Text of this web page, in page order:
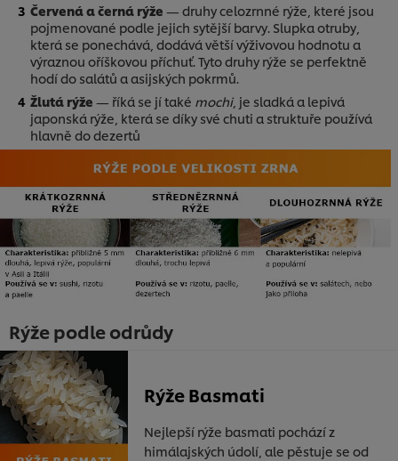
Červená a černá rýže — druhy celozrnné rýže, které jsou
pojmenované podle jejich sytější barvy. Slupka otruby,
která se ponechává, dodává větší výživovou hodnotu a
výraznou oříškovou příchuť. Tyto druhy rýže se perfektně
hodí do salátů a asijských pokrmů.
Žlutá rýže — říká se jí také mochi, je sladká a lepivá
japonská rýže, která se díky své chuti a struktuře používá
hlavně do dezertů
Rýže podle odrůdy
Rýže Basmati
Nejlepší rýže basmati pochází z
himálajských údolí, ale pěstuje se od